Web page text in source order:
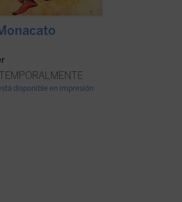
disponible en impresión